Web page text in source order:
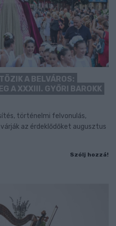
A BELVÁROS:
A XXXIII. GYŐRI BAROKK
történelmi felvonulás,
az érdeklődőket augusztus
Szólj hozzá!